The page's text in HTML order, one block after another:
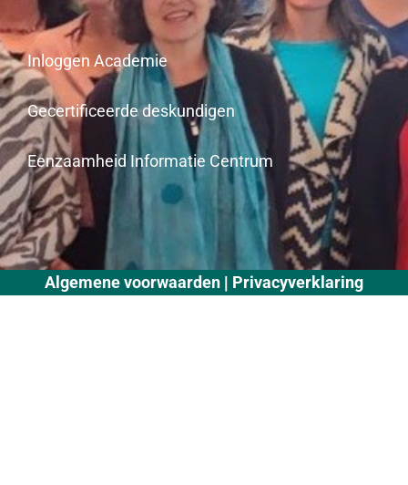
Inloggen Academie
Gecertificeerde deskundigen
Eenzaamheid Informatie Centrum
Algemene voorwaarden | Privacyverklaring